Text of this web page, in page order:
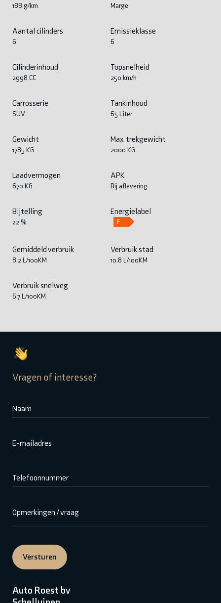
188 g/km Marge
Aantal cilinders
6
Emissieklasse
6
Cilinderinhoud
2998 CC
Topsnelheid
250 km/h
Carrosserie
SUV
Tankinhoud
65 Liter
Gewicht
1785 KG
Max. trekgewicht
2000 KG
Laadvermogen
670 KG
APK
Bij aflevering
Bijtelling
22 %
Energielabel
Gemiddeld verbruik
8.2 L/100KM
Verbruik stad
10.8 L/100KM
Verbruik snelweg
6.7 L/100KM
Vragen of interesse?
Naam
E-mailadres
Telefoonnummer
Opmerkingen / vraag
Versturen
Auto Roest bv